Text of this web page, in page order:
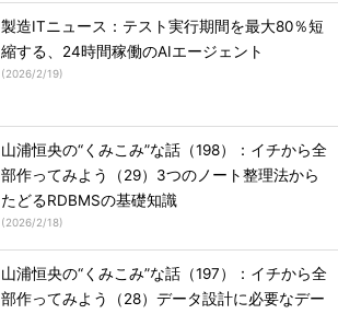
製造ITニュース：テスト実行期間を最大80％短
縮する、24時間稼働のAIエージェント
(2026/2/19)
山浦恒央の“くみこみ”な話（198）：イチから全
部作ってみよう（29）3つのノート整理法から
たどるRDBMSの基礎知識
(2026/2/18)
山浦恒央の“くみこみ”な話（197）：イチから全
部作ってみよう（28）データ設計に必要なデー